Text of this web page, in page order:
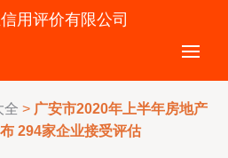
用评价有限公司
全 > 广安市2020年上半年房地产
294家企业接受评估